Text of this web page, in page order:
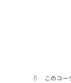
⇩ このコー